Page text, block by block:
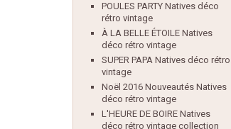
POULES PARTY Natives déco
rétro vintage
À LA BELLE ÉTOILE Natives
déco rétro vintage
SUPER PAPA Natives déco rétro
vintage
Noël 2016 Nouveautés Natives
déco rétro vintage
L'HEURE DE BOIRE Natives
déco rétro vintage collection